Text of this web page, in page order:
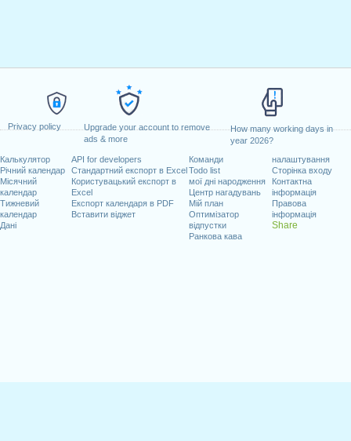
Privacy policy
Upgrade your account to remove
ads & more
How many working days in
year 2026?
Калькулятор
Річний календар
Місячний
календар
Тижневий
календар
Дані
API for developers
Стандартний експорт в Excel
Користувацький експорт в
Excel
Експорт календаря в PDF
Вставити віджет
Команди
Todo list
мої дні народження
Центр нагадувань
Мій план
Оптимізатор
відпустки
Ранкова кава
налаштування
Сторінка входу
Контактна
інформація
Правова
інформація
Share